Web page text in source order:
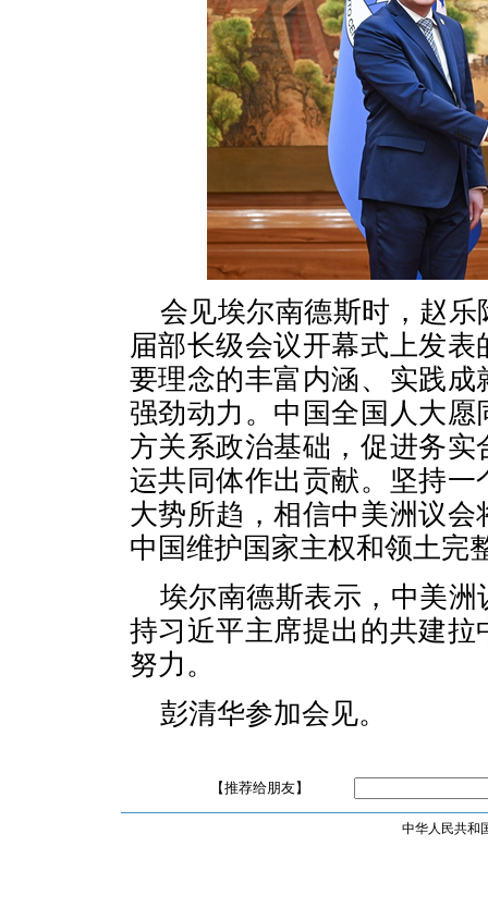
会见埃尔南德斯时，赵
届部长级会议开幕式上发
要理念的丰富内涵、实践
强劲动力。中国全国人大
方关系政治基础，促进务
运共同体作出贡献。坚持
大势所趋，相信中美洲议
中国维护国家主权和领土完
埃尔南德斯表示，中美
持习近平主席提出的共建
努力。
彭清华参加会见。
【推荐给朋友】
中华人民共和